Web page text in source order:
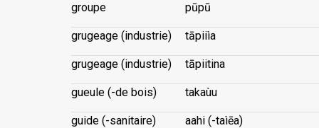
groupe pūpū
grugeage (industrie) tāpiiìa
grugeage (industrie) tāpiitina
gueule (-de bois) takaùu
guide (-sanitaire) aahi (-taìēa)